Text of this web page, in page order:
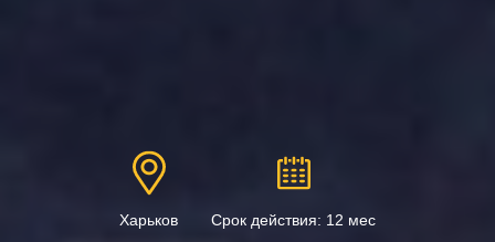
Харьков Срок действия: 12 мес